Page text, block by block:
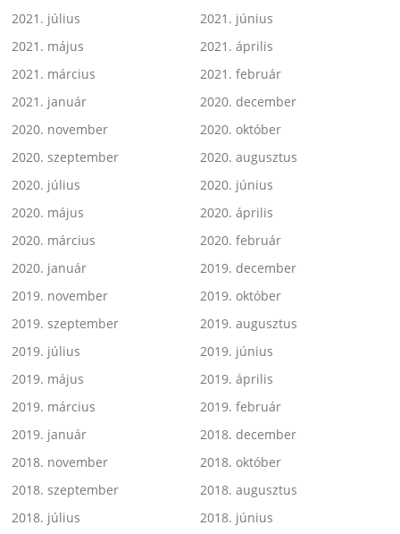
2021. július
2021. június
2021. május
2021. április
2021. március
2021. február
2021. január
2020. december
2020. november
2020. október
2020. szeptember
2020. augusztus
2020. július
2020. június
2020. május
2020. április
2020. március
2020. február
2020. január
2019. december
2019. november
2019. október
2019. szeptember
2019. augusztus
2019. július
2019. június
2019. május
2019. április
2019. március
2019. február
2019. január
2018. december
2018. november
2018. október
2018. szeptember
2018. augusztus
2018. július
2018. június